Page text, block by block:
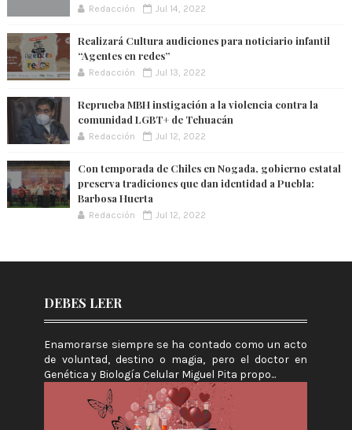
Redacción Jul 14, 2022
Realizará Cultura audiciones para noticiario infantil
“Agentes en redes”
Redacción Jul 13, 2022
Reprueba MBH instigación a la violencia contra la
comunidad LGBT+ de Tehuacán
Redacción Jul 12, 2022
Con temporada de Chiles en Nogada, gobierno estatal
preserva tradiciones que dan identidad a Puebla:
Barbosa Huerta
Redacción Jul 12, 2022
DEBES LEER
Enamorarse siempre se ha contado como un acto
de voluntad, destino o magia, pero el doctor en
Genética y Biología Celular Miguel Pita propo...